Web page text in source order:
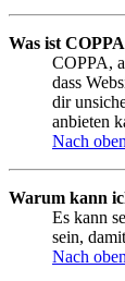
Was ist
COPPA,
dass
dir
anbieten
Nach oben
Warum kann
Es kann
sein,
Nach oben